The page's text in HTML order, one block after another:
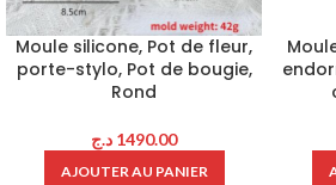
Moule silicone, Pot de fleur,
porte-stylo, Pot de bougie,
Rond
1490.00 د.ج
AJOUTER AU PANIER